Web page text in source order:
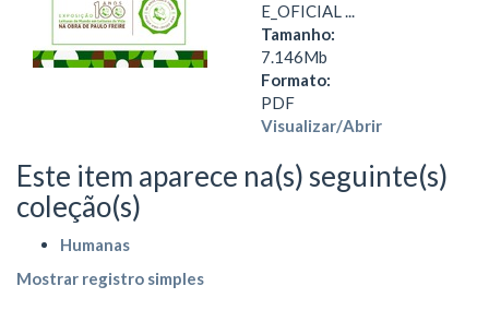
E_OFICIAL ...
Tamanho:
7.146Mb
Formato:
PDF
Visualizar/Abrir
Este item aparece na(s) seguinte(s)
coleção(s)
Humanas
Mostrar registro simples